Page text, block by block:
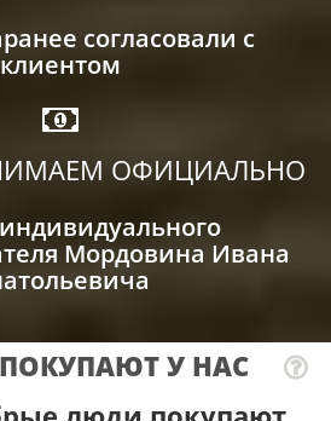
согласовали с
клиентом
ОФИЦИАЛЬНО
Мордовина Ивана
У НАС